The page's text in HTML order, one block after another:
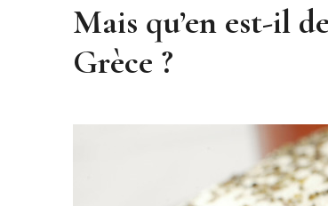
Mais qu’en est-il
Grèce ?